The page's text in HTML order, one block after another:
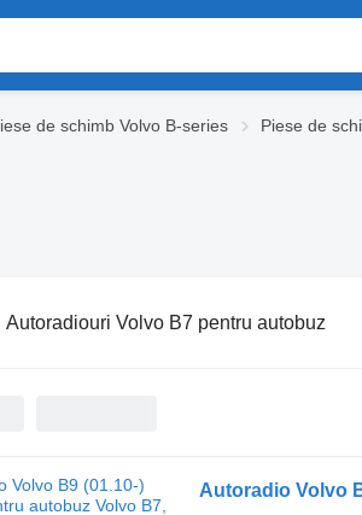
de schimb Volvo B-series Piese de
Autoradiouri Volvo B7 pentru autobuz
Autoradio Volvo